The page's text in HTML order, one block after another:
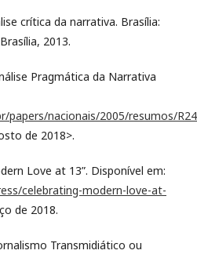
crítica da narrativa. Brasília:
2013.
Pragmática da Narrativa
papers/nacionais/2005/resumos/
de 2018>.
Love at 13”. Disponível em:
celebrating-modern-love-at-
de 2018.
Transmidiático ou